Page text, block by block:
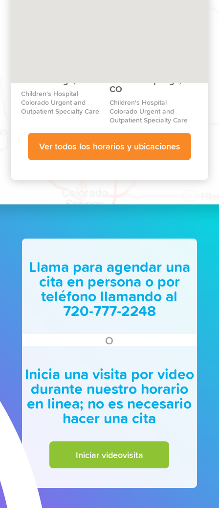
Children's Hospital
Colorado Urgent and
Outpatient Specialty Care
CO
Children's Hospital
Colorado Urgent and
Outpatient Specialty Care
Ver todos los horarios y ubicaciones
Llama para agendar una
cita en persona o por
teléfono llamando al
720-777-2248
O
Inicia una visita por video
durante nuestro horario
en linea; no es necesario
hacer una cita
Iniciar videovisita